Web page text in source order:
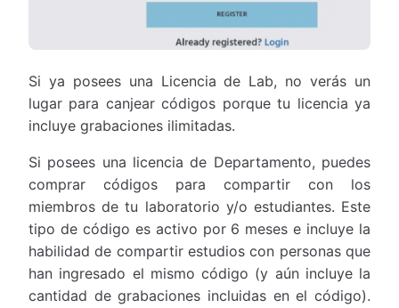
Si ya posees una Licencia de Lab, no verás un
lugar para canjear códigos porque tu licencia ya
incluye grabaciones ilimitadas.
Si posees una licencia de Departamento, puedes
comprar códigos para compartir con los
miembros de tu laboratorio y/o estudiantes. Este
tipo de código es activo por 6 meses e incluye la
habilidad de compartir estudios con personas que
han ingresado el mismo código (y aún incluye la
cantidad de grabaciones incluidas en el código).